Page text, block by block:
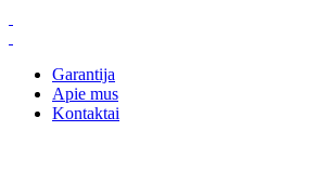
Garantija
Apie mus
Kontaktai